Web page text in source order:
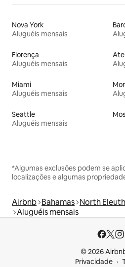
Nova York
Aluguéis mensais
Florença
Aluguéis mensais
Miami
Aluguéis mensais
Seattle
Aluguéis mensais
*Algumas exclusões podem se
localizações e algumas
Airbnb Bahamas North
Aluguéis mensais
© 2026
Privacidade